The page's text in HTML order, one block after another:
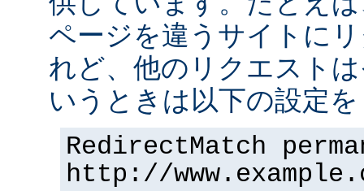
ページを違うサイトに
れど、他のリクエスト
いうときは以下の設定
RedirectMatch
http://